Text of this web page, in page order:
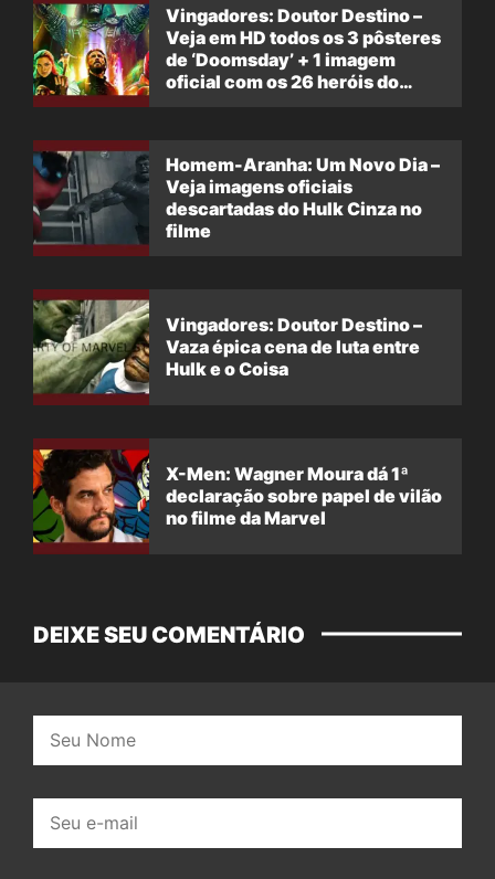
Vingadores: Doutor Destino –
Veja em HD todos os 3 pôsteres
de ‘Doomsday’ + 1 imagem
oficial com os 26 heróis do
Homem-Aranha: Um Novo Dia –
Veja imagens oficiais
descartadas do Hulk Cinza no
filme
Vingadores: Doutor Destino –
Vaza épica cena de luta entre
Hulk e o Coisa
X-Men: Wagner Moura dá 1ª
declaração sobre papel de vilão
no filme da Marvel
DEIXE SEU COMENTÁRIO
mail: